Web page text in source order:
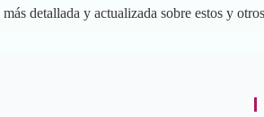
detallada y actualizada sobre estos y